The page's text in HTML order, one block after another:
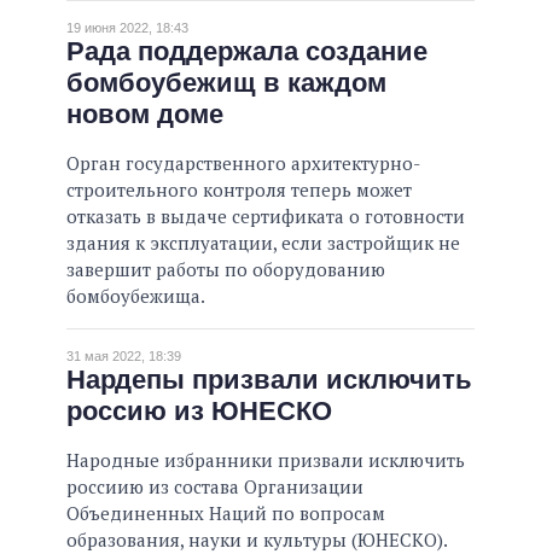
19 июня 2022, 18:43
Рада поддержала создание
бомбоубежищ в каждом
новом доме
Орган государственного архитектурно-
строительного контроля теперь может
отказать в выдаче сертификата о готовности
здания к эксплуатации, если застройщик не
завершит работы по оборудованию
бомбоубежища.
31 мая 2022, 18:39
Нардепы призвали исключить
россию из ЮНЕСКО
Народные избранники призвали исключить
россиию из состава Организации
Объединенных Наций по вопросам
образования, науки и культуры (ЮНЕСКО).